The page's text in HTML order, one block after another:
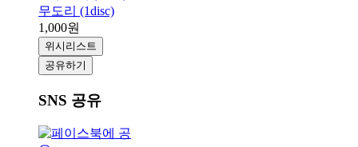
무도리 (1disc)
1,000원
위시리스트
공유하기
SNS 공유